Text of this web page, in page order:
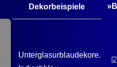
Dekorbeispiele
Unterglasurblaudekore.